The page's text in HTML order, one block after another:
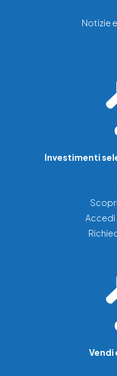
Notizie
Investimenti
Accedi
Vendi